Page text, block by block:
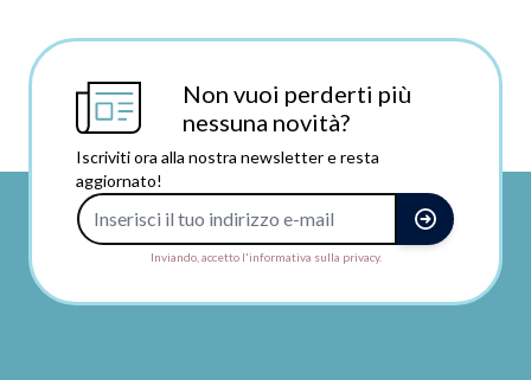
Non vuoi perderti più
nessuna novità?
Iscriviti ora alla nostra newsletter e resta
aggiornato!
Inviando, accetto l'informativa sulla privacy.